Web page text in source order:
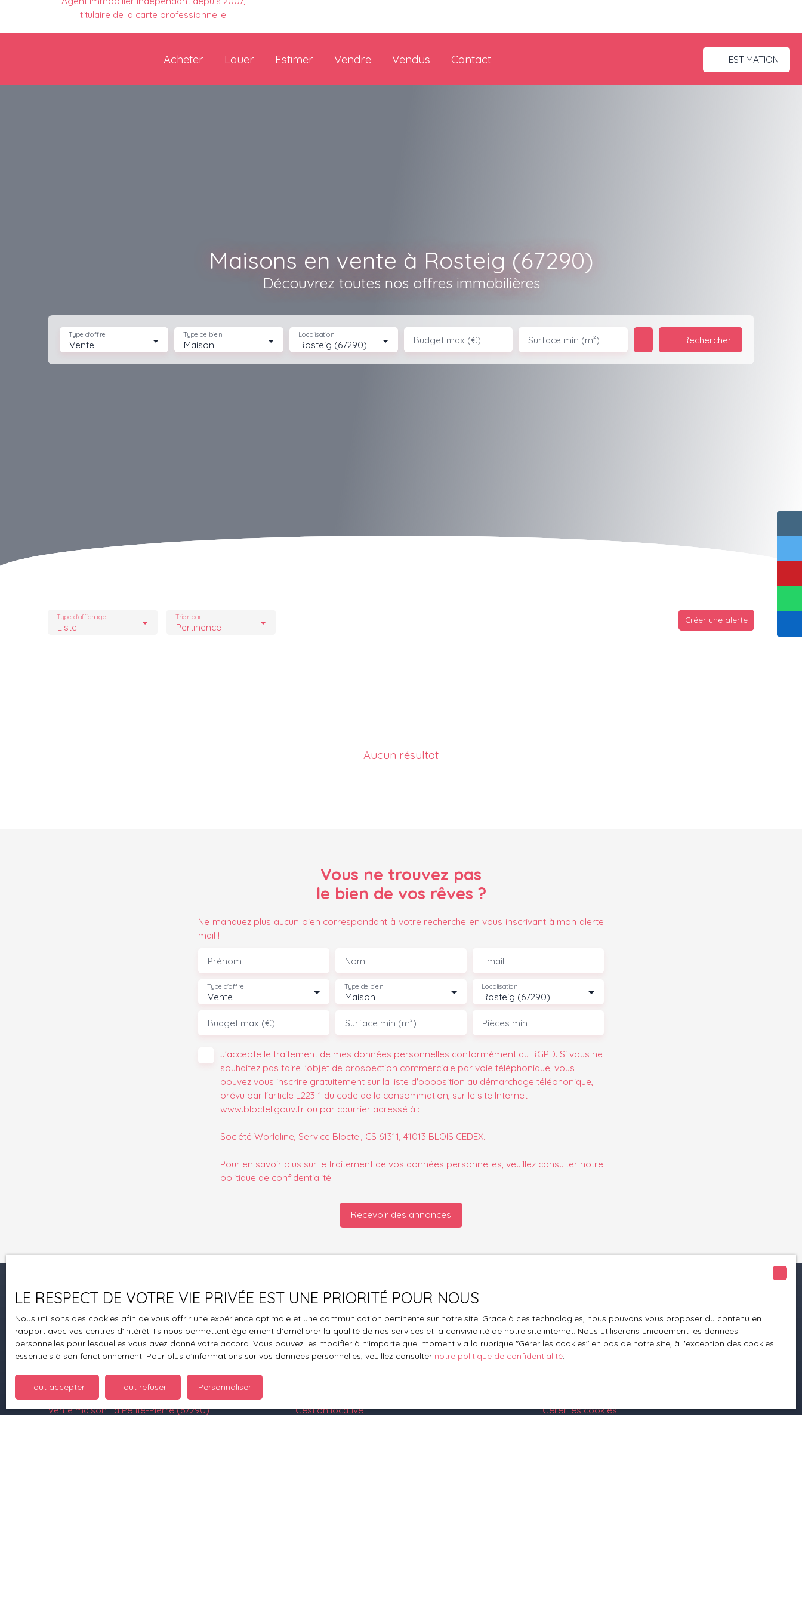
titulaire de la carte professionnelle
Acheter Louer Estimer Vendre Vendus Contact ESTIMATION
Maisons en vente à Rosteig (67290)
Découvrez toutes nos offres immobilières
Vente
Type d'offre
Maison
Type de bien
Rosteig (67290)
Localisation Budget max (€) Surface min (m²) Rechercher
Liste
Type d'affichage
Pertinence
Trier par Créer une alerte
Aucun résultat
Vous ne trouvez pas
le bien de vos rêves ?
Ne manquez plus aucun bien correspondant à votre recherche en vous inscrivant à mon alerte
mail !
Prénom Nom Email
Vente
Type d'offre
Maison
Type de bien
Rosteig (67290)
Localisation
Budget max (€) Surface min (m²) Pièces min
J'accepte le traitement de mes données personnelles conformément au RGPD. Si vous ne
souhaitez pas faire l'objet de prospection commerciale par voie téléphonique, vous
pouvez vous inscrire gratuitement sur la liste d'opposition au démarchage téléphonique,
prévu par l'article L223-1 du code de la consommation, sur le site Internet
www.bloctel.gouv.fr ou par courrier adressé à :
Société Worldline, Service Bloctel, CS 61311, 41013 BLOIS CEDEX.
Pour en savoir plus sur le traitement de vos données personnelles, veuillez consulter notre
politique de confidentialité.
Recevoir des annonces
Je recherche un bien
Vente appartement Brumath (67170)
Location appartement Petersbach (67290)
Location appartement Bitche (57230)
Vente maison La Petite-Pierre (67290)
Je suis propriétaire
Estimez votre bien
Mettre en location
Gestion locative
Nos honoraires
Mentions légales
Gérer les cookies
LE RESPECT DE VOTRE VIE PRIVÉE EST UNE PRIORITÉ POUR NOUS
Nous utilisons des cookies afin de vous offrir une expérience optimale et une communication pertinente sur notre site. Grace à ces technologies, nous pouvons vous proposer du contenu en
rapport avec vos centres d'intérêt. Ils nous permettent également d'améliorer la qualité de nos services et la convivialité de notre site internet. Nous utiliserons uniquement les données
personnelles pour lesquelles vous avez donné votre accord. Vous pouvez les modifier à n'importe quel moment via la rubrique ″Gérer les cookies″ en bas de notre site, à l'exception des cookies
essentiels à son fonctionnement. Pour plus d'informations sur vos données personnelles, veuillez consulter notre politique de confidentialité.
Tout accepter Tout refuser Personnaliser